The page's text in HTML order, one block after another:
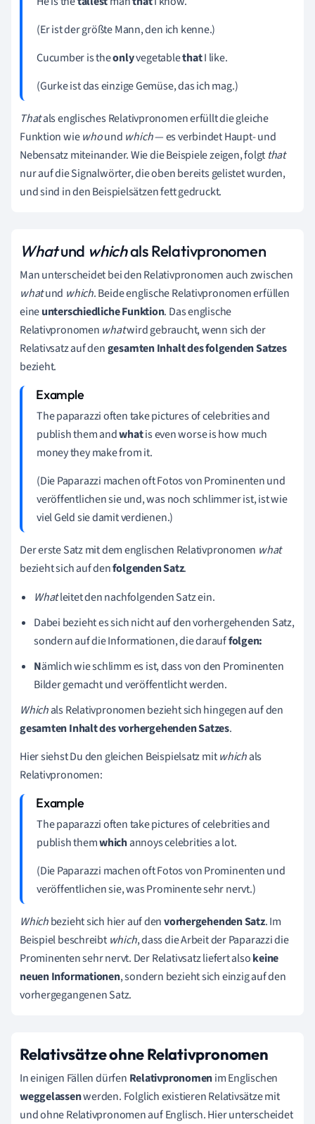
(Er ist der größte Mann, den ich kenne.)
Cucumber is theonlyvegetablethatI like.
(Gurke ist das einzige Gemüse, das ich mag.)
Thatals englisches Relativpronomen erfüllt die gleiche
Funktion wiewhound which— esverbindet Haupt- und
Nebensatz miteinander. Wie die Beispiele zeigen, folgt that
nur auf die Signalwörter, die oben bereits gelistet wurden,
und sind in den Beispielsätzen fett gedruckt.
Whatund whichals Relativpronomen
Man unterscheidet bei den Relativpronomen auch zwischen
whatund which. Beide englische Relativpronomen erfüllen
eineunterschiedlicheFunktion. Das englische
Relativpronomen whatwird gebraucht, wenn sich der
Relativsatz auf dengesamten Inhalt des folgenden Satzes
bezieht.
The paparazzi often take pictures of celebrities and
publish them andwhatis even worse is how much
money they make from it.
(Die Paparazzi machen oft Fotos von Prominenten und
veröffentlichen sie und, was noch schlimmer ist, ist wie
viel Geld sie damit verdienen.)
Der erste Satz mit dem englischen Relativpronomen what
bezieht sich auf denfolgendenSatz.
Whatleitet den nachfolgenden Satz ein.
Dabei bezieht es sich nicht auf den vorhergehenden Satz,
sondern auf die Informationen, die darauffolgen:
Nämlich wie schlimm es ist, dass von den Prominenten
Bilder gemacht und veröffentlicht werden.
Whichals Relativpronomen bezieht sich hingegen auf den
gesamten Inhalt des vorhergehenden Satzes.
Hier siehst Du den gleichen Beispielsatz mitwhichals
Relativpronomen:
The paparazzi often take pictures of celebrities and
publish themwhichannoys celebrities a lot.
(Die Paparazzi machen oft Fotos von Prominenten und
veröffentlichen sie, was Prominente sehr nervt.)
Whichbezieht sich hier auf denvorhergehendenSatz. Im
Beispiel beschreibt which, dass die Arbeit der Paparazzi die
Prominenten sehr nervt. Der Relativsatz liefert alsokeine
neuenInformationen, sondern bezieht sich einzig auf den
vorhergegangenen Satz.
Relativsätze ohne Relativpronomen
In einigen Fällen dürfen Relativpronomenim Englischen
weggelassenwerden. Folglich existieren Relativsätze mit
und ohne Relativpronomen auf Englisch. Hier unterscheidet